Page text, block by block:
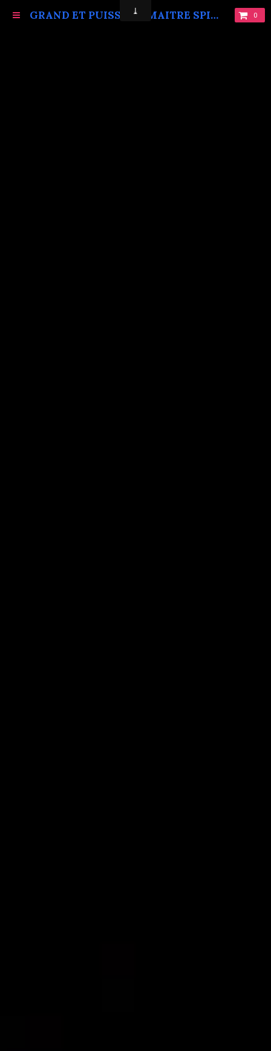
GRAND ET PUISSANT MAITRE SPIRITUEL MARABOUT VAUDOU KOKOUVI.TEL: +229 68619086. 0